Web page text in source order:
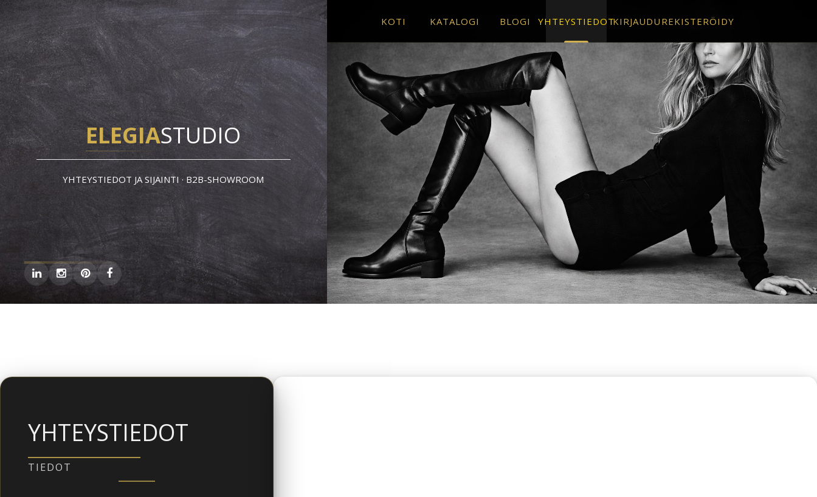
ELEGIASTUDIO
YHTEYSTIEDOT JA SIJAINTI · B2B-SHOWROOM
KOTI KATALOGI BLOGI YHTEYSTIEDOTKIRJAUDU REKISTERÖIDY
YHTEYSTIEDOT
TIEDOT